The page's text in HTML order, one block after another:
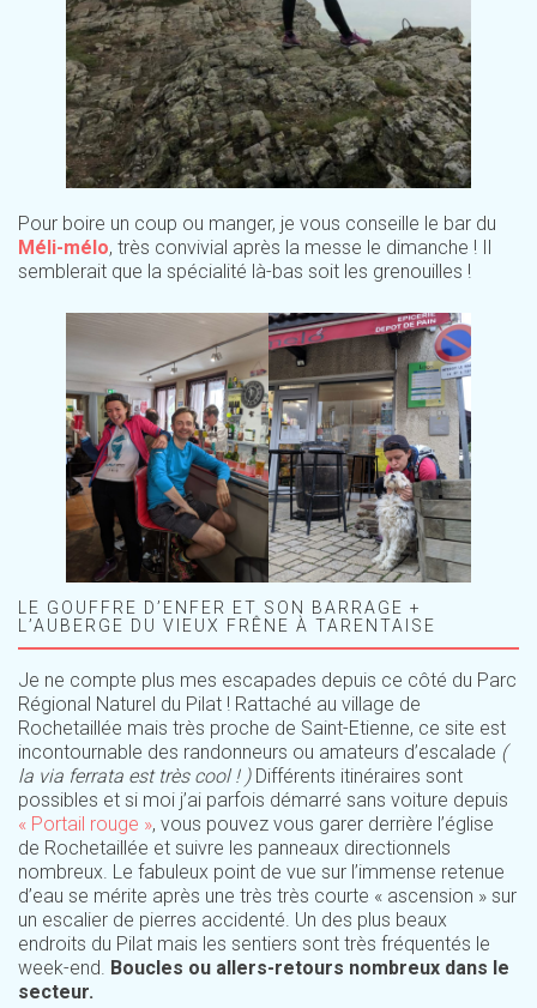
Pour boire un coup ou manger, je vous conseille le bar du
Méli-mélo, très convivial après la messe le dimanche ! Il
semblerait que la spécialité là-bas soit les grenouilles !
LE GOUFFRE D’ENFER ET SON BARRAGE +
L’AUBERGE DU VIEUX FRÊNE À TARENTAISE
Je ne compte plus mes escapades depuis ce côté du Parc
Régional Naturel du Pilat ! Rattaché au village de
Rochetaillée mais très proche de Saint-Etienne, ce site est
incontournable des randonneurs ou amateurs d’escalade (
la via ferrata est très cool ! )Différents itinéraires sont
possibles et si moi j’ai parfois démarré sans voiture depuis
« Portail rouge », vous pouvez vous garer derrière l’église
de Rochetaillée et suivre les panneaux directionnels
nombreux. Le fabuleux point de vue sur l’immense retenue
d’eau se mérite après une très très courte « ascension » sur
un escalier de pierres accidenté. Un des plus beaux
endroits du Pilat mais les sentiers sont très fréquentés le
week-end. Boucles ou allers-retours nombreux dans le
secteur.